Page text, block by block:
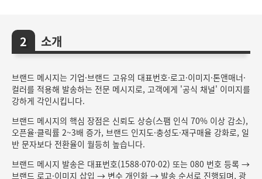
소개
브랜드 메시지는 기업·브랜드 고유의 대표번호·로고·이미지·톤앤매너·
컬러를 적용해 발송하는 전문 메시지로, 고객에게 '공식 채널' 이미지를
강하게 각인시킵니다.
브랜드 메시지의 핵심 장점은 신뢰도 상승(스팸 인식 70% 이상 감소),
오픈율·클릭률 2~3배 증가, 브랜드 인지도·충성도·재구매율 강화로, 일
반 문자보다 전환율이 월등히 높습니다.
브랜드 메시지 발송은 대표번호(1588·070·02) 또는 080 번호 등록 →
브랜드 로고·이미지 삽입 → 변수 개인화 → 발송 순서로 진행되며, 광